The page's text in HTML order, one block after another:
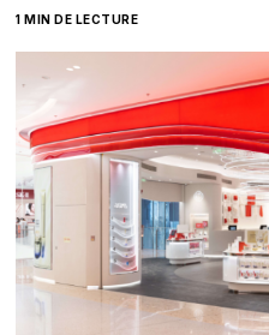
1 MIN DE LECTURE